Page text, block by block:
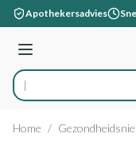
Ga naar de inhoud
Apothekersadvies
Menu
Product, merk,
Home /